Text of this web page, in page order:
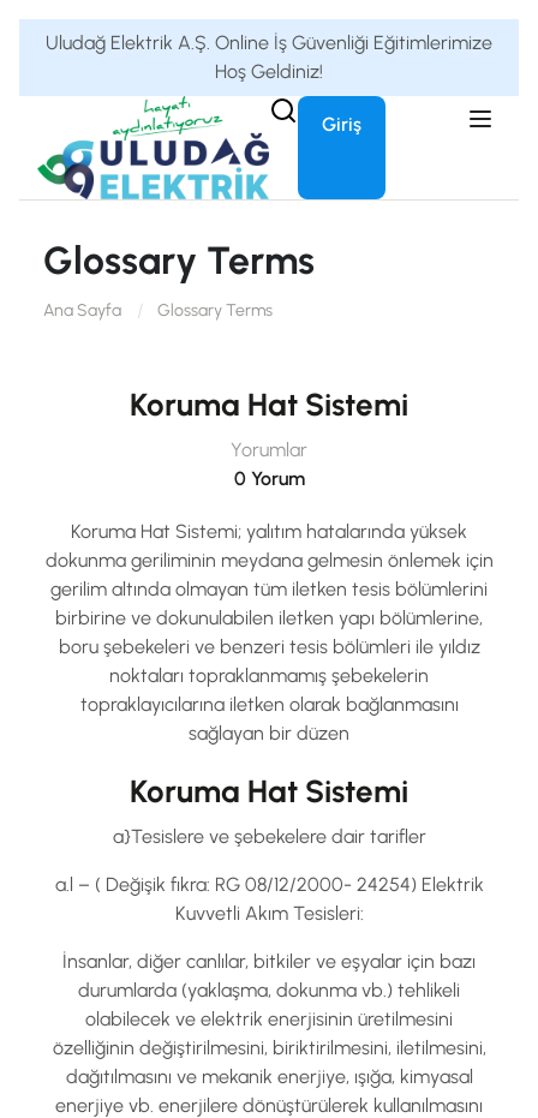
Uludağ Elektrik A.Ş. Online İş Güvenliği Eğitimlerimize
Hoş Geldiniz!
Giriş
Glossary Terms
Ana Sayfa Glossary Terms
Koruma Hat Sistemi
Yorumlar
0 Yorum
Koruma Hat Sistemi; yalıtım hatalarında yüksek
dokunma geriliminin meydana gelmesin önlemek için
gerilim altında olmayan tüm iletken tesis bölümlerini
birbirine ve dokunulabilen iletken yapı bölümlerine,
boru şebekeleri ve benzeri tesis bölümleri ile yıldız
noktaları topraklanmamış şebekelerin
topraklayıcılarına iletken olarak bağlanmasını
sağlayan bir düzen
Koruma Hat Sistemi
a}Tesislere ve şebekelere dair tarifler
a.l – ( Değişik fıkra: RG 08/12/2000- 24254) Elektrik
Kuvvetli Akım Tesisleri:
İnsanlar, diğer canlılar, bitkiler ve eşyalar için bazı
durumlarda (yaklaşma, dokunma vb.) tehlikeli
olabilecek ve elektrik enerjisinin üretilmesini
özelliğinin değiştirilmesini, biriktirilmesini, iletilmesini,
dağıtılmasını ve mekanik enerjiye, ışığa, kimyasal
enerjiye vb. enerjilere dönüştürülerek kullanılmasını